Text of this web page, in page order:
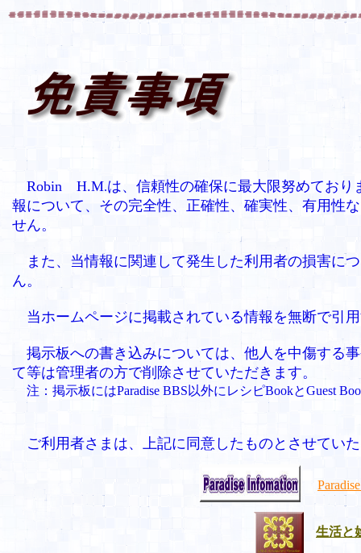
Robin H.M.は、信頼性の確保に最大限努めており
報について、その完全性、正確性、確実性、有用性
せん。
また、当情報に関連して発生した利用者の損害に
ん。
当ホームページに掲載されている情報を無断で引
掲示板への書き込みについては、他人を中傷する
て等は管理者の方で削除させていただきます。
注：掲示板にはParadise BBS以外にレシピBookとGuest
ご利用者さまは、上記に同意したものとさせてい
生活と